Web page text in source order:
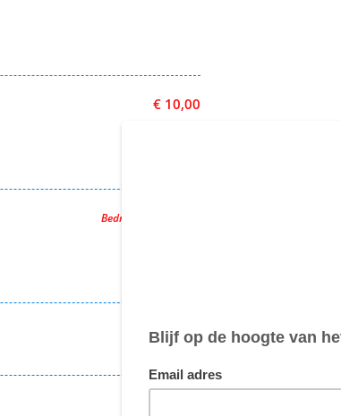
€ 10,00
Bedrag afgeschermd
€ 10,00